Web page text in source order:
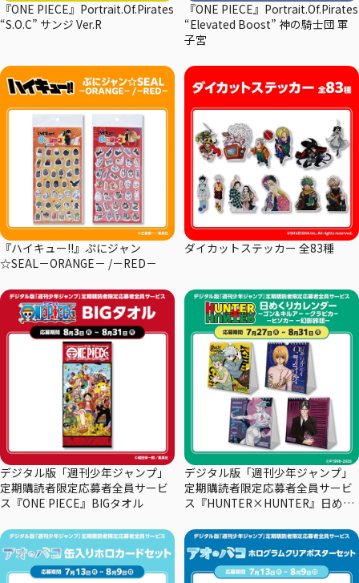
『ONE PIECE』Portrait.Of.Pirates
“S.O.C” サンジ Ver.R
『ONE PIECE』Portrait.Of.Pirates
“Elevated Boost” 神の騎士団 軍
子宮
『ハイキュー!!』ぷにジャン
☆SEAL－ORANGE－ /－RED－
ダイカットステッカー 全83種
デジタル版「週刊少年ジャンプ」
定期購読者限定応募者全員サービ
ス『ONE PIECE』BIGタオル
デジタル版「週刊少年ジャンプ」
定期購読者限定応募者全員サービ
ス『HUNTER×HUNTER』日めく